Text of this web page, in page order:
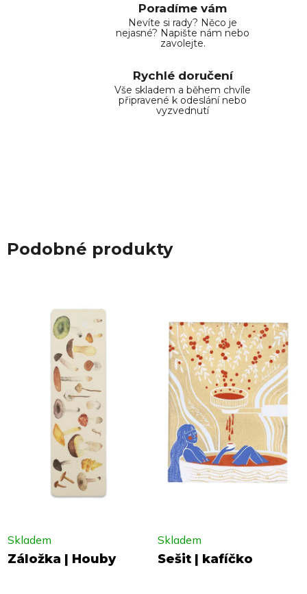
Poradíme vám
Nevíte si rady? Něco je
nejasné? Napište nám nebo
zavolejte.
Rychlé doručení
Vše skladem a během chvíle
připravené k odeslání nebo
vyzvednutí
Podobné produkty
Záložka | Houby
Skladem
Sešit | kafíčko
Skladem